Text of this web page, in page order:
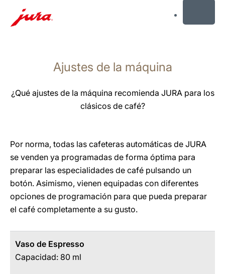
Saltar
Ajustes de la máquina
¿Qué ajustes de la máquina recomienda JURA para los
clásicos de café?
Por norma, todas las cafeteras automáticas de JURA
se venden ya programadas de forma óptima para
preparar las especialidades de café pulsando un
botón. Asimismo, vienen equipadas con diferentes
opciones de programación para que pueda preparar
el café completamente a su gusto.
Vaso de Espresso
Capacidad: 80 ml